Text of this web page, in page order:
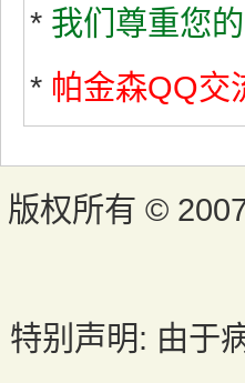
* 我们尊重您
* 帕金森QQ交
版权所有 ©
特别声明: 由于